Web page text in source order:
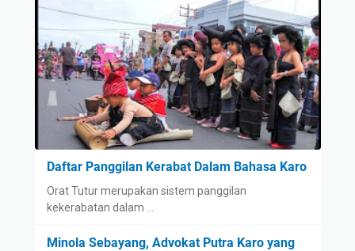
Daftar Panggilan Kerabat Dalam Bahasa Karo
Orat Tutur merupakan sistem panggilan
kekerabatan dalam …
Minola Sebayang, Advokat Putra Karo yang